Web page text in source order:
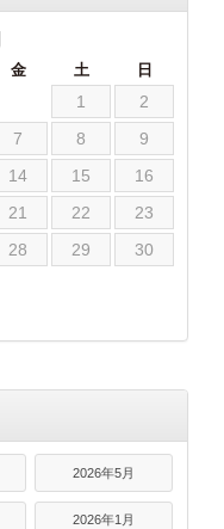
金 土 日
1
2
7 8
9
14 15
16
21 22
23
28 29
30
2026年5月
2026年1月